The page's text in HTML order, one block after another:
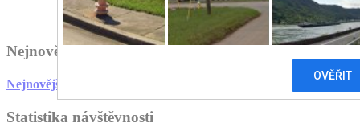
Nejnovější články
Nejnovější články
Statistika návštěvnosti